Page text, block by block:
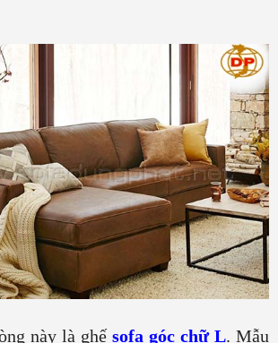
này là ghế sofa góc chữ L. Mẫu